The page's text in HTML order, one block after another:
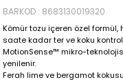
BARKOD : 8683130019320
Kömür tozu içeren özel formül,
saate kadar ter ve koku
MotionSense™ mikro-
yenilenir.
Ferah lime ve bergamot